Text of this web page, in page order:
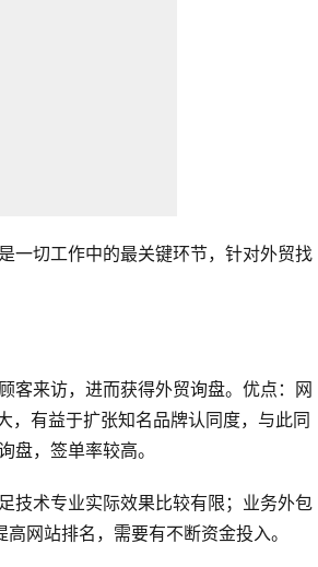
一切工作中的最关键环节，针对外贸找
客来访，进而获得外贸询盘。优点：网
，有益于扩张知名品牌认同度，与此同
，签单率较高。
技术专业实际效果比较有限；业务外包
网站排名，需要有不断资金投入。